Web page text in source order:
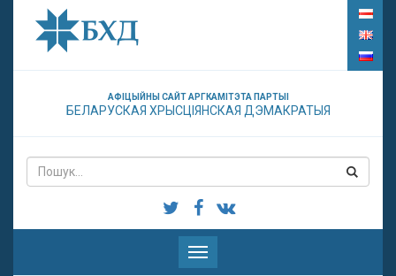
АФІЦЫЙНЫ САЙТ АРГКАМІТЭТА ПАРТЫІ
БЕЛАРУСКАЯ ХРЫСЦІЯНСКАЯ ДЭМАКРАТЫЯ
Паказаць
меню